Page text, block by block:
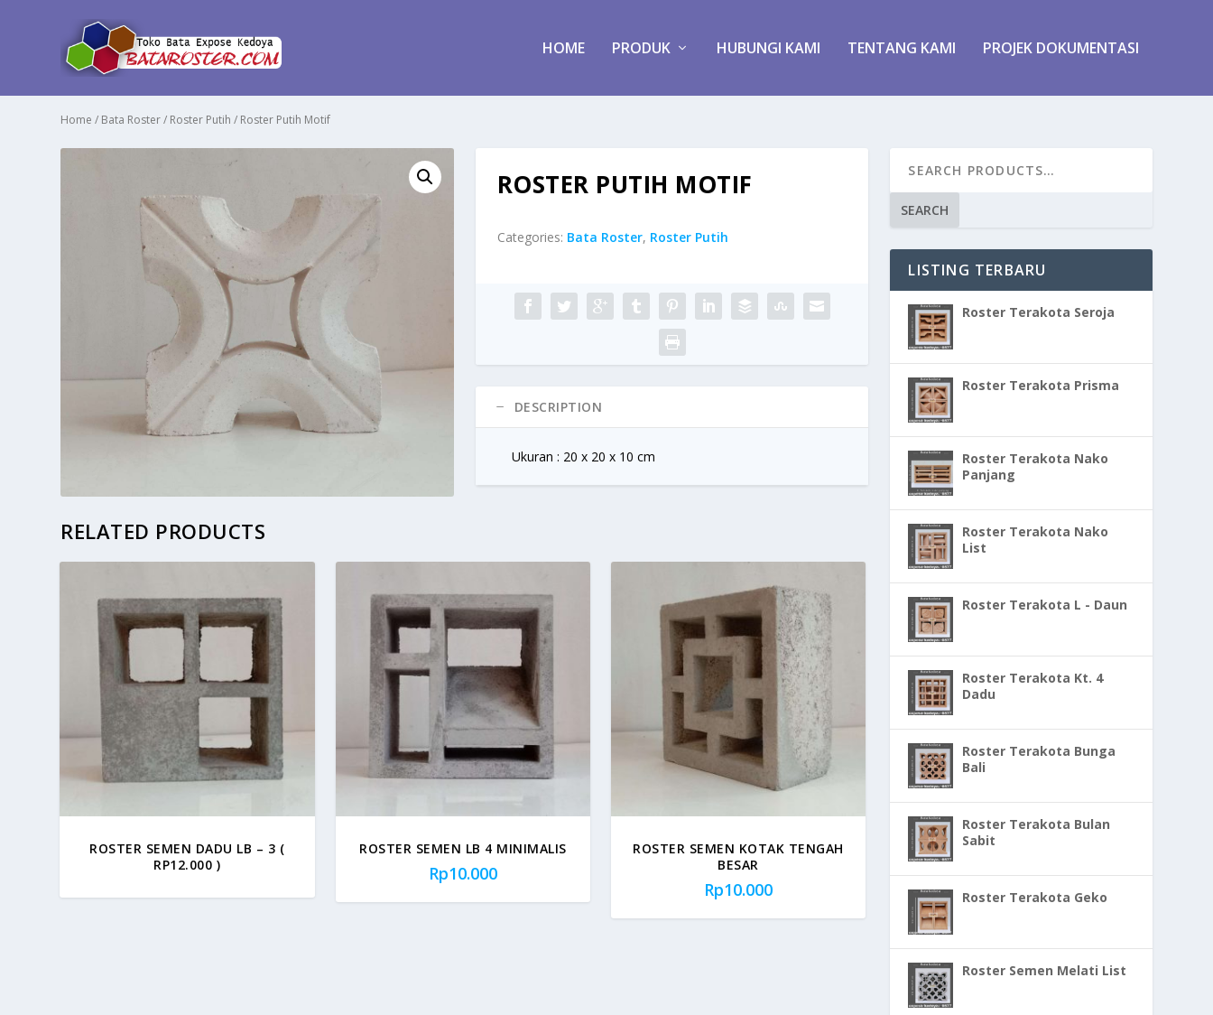
HOME PRODUK HUBUNGI KAMI TENTANG KAMI PROJEK DOKUMENTASI
Home / Bata Roster/ Roster Putih / Roster Putih Motif
ROSTER PUTIH MOTIF
Categories: Bata Roster, Roster Putih
DESCRIPTION
Ukuran : 20 x 20 x 10 cm
RELATED PRODUCTS
ROSTER SEMEN DADU LB – 3 (
RP12.000 )
ROSTER SEMEN LB 4 MINIMALIS
Rp10.000
ROSTER SEMEN KOTAK TENGAH
BESAR
Rp10.000
SEARCH
LISTING TERBARU
Roster Terakota Seroja
Roster Terakota Prisma
Roster Terakota Nako
Panjang
Roster Terakota Nako
List
Roster Terakota L - Daun
Roster Terakota Kt. 4
Dadu
Roster Terakota Bunga
Bali
Roster Terakota Bulan
Sabit
Roster Terakota Geko
Roster Semen Melati List